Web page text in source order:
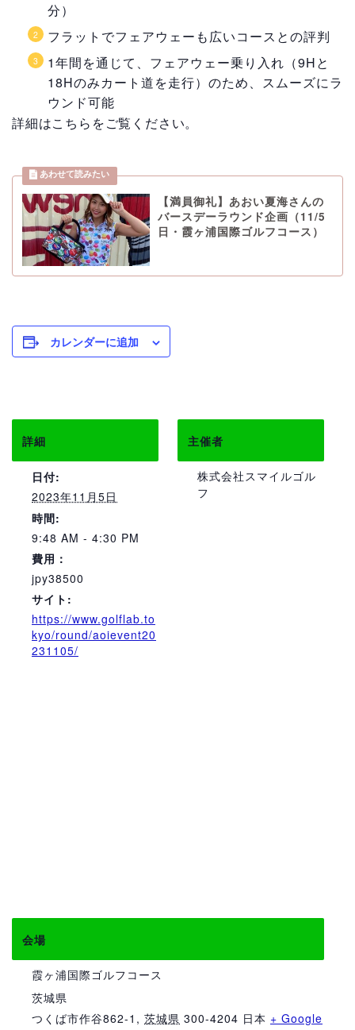
分）
フラットでフェアウェーも広いコースとの評判
1年間を通じて、フェアウェー乗り入れ（9Hと
18Hのみカート道を走行）のため、スムーズにラ
ウンド可能
詳細はこちらをご覧ください。
【満員御礼】あおい夏海さんの
バースデーラウンド企画（11/5
日・霞ヶ浦国際ゴルフコース）
カレンダーに追加
詳細
日付:
2023年11月5日
時間:
9:48 AM - 4:30 PM
費用：
jpy38500
サイト:
https://www.golflab.to
kyo/round/aoievent20
231105/
主催者
株式会社スマイルゴル
フ
会場
霞ヶ浦国際ゴルフコース
茨城県
つくば市作谷862-1 , 茨城県 300-4204 日本 + Google